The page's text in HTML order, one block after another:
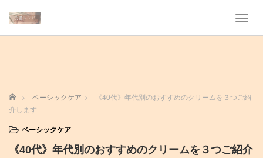
T
a
a
ホーム ベーシックケア
《40代》年代別のおすすめのクリームを３つご紹
介します
ベーシックケア
《40代》年代別のおすすめのクリームを３つご紹介